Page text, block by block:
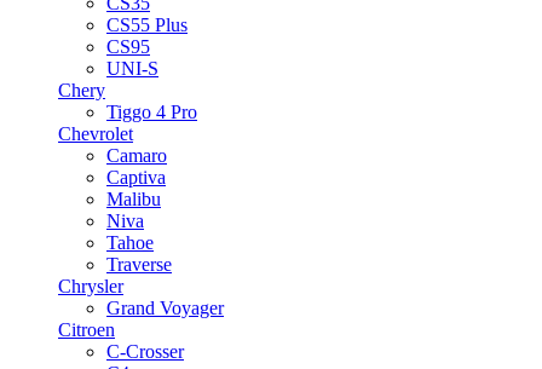
CS55 Plus
CS95
UNI-S
Chery
Tiggo 4 Pro
Chevrolet
Camaro
Captiva
Malibu
Niva
Tahoe
Traverse
Chrysler
Grand Voyager
Citroen
C-Crosser